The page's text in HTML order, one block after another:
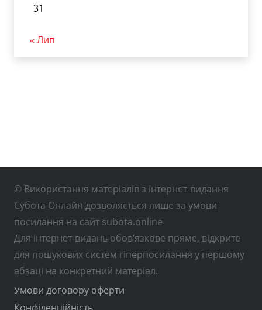
31
« Лип
© Використання матеріалів з інтернет-видання
Субота Онлайн дозволяється лише за умови
посилання на сайт subota.online
Для інтернет-видань обов’язкове пряме, відкрите
для пошукових систем гіперпосилання у першому
абзаці на конкретний матеріал.
Умови договору оферти